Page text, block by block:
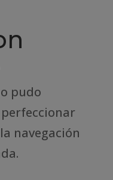
pudo
navegación